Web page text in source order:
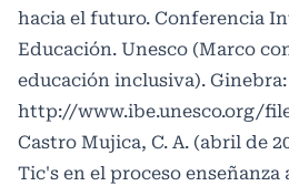
hacia el futuro. Conferencia
Educación. Unesco (Marco
educación inclusiva). Ginebra:
http://www.ibe.unesco.org/
Castro Mujica, C. A. (abril de
Tic's en el proceso enseñanza